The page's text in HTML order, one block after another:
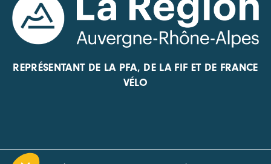
REPRÉSENTANT DE LA PFA, DE LA FIF ET DE FRANCE
VÉLO